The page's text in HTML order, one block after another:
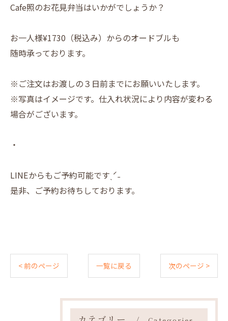
Cafe照のお花見弁当はいかがでしょうか？
お一人様¥1730（税込み）からのオードブルも
随時承っております。
※ご注文はお渡しの３日前までにお願いいたします。
※写真はイメージです。仕入れ状況により内容が変わる
場合がございます。
・
LINEからもご予約可能ですˎˊ˗
是非、ご予約お待ちしております。
< 前のページ 一覧に戻る 次のページ >